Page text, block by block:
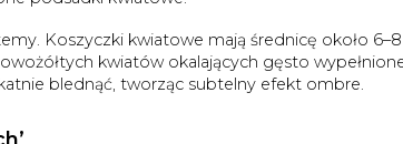
Koszyczki kwiatowe mają średnicę około
kwiatów okalających gęsto
blednąć, tworząc subtelny efekt ombre.